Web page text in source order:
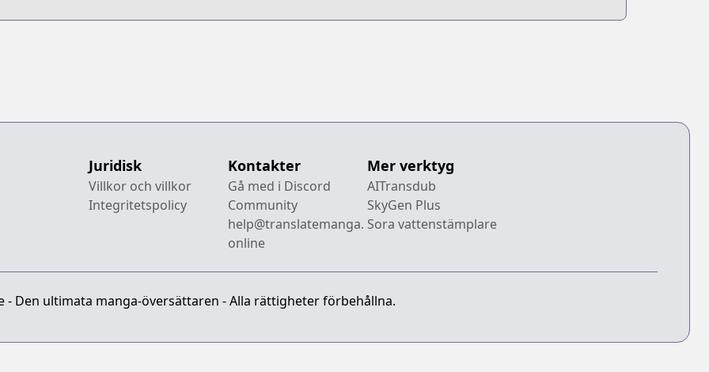
Tsukureba Ii!
Juridisk
Villkor och villkor
Integritetspolicy
Kontakter
Gå med i Discord
Community
help@translatemanga.
online
Mer verktyg
AITransdub
SkyGen Plus
Sora vattenstämplare
Den ultimata manga-översättaren - Alla rättigheter förbehållna.